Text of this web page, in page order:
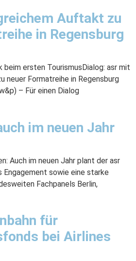
Auftakt zu
in Regensburg
ersten TourismusDialog: asr mit
neuer Formatreihe in Regensburg
– Für einen Dialog
im neuen Jahr
Auch im neuen Jahr plant der asr
sowie eine starke
Fachpanels Berlin,
für
bei Airlines